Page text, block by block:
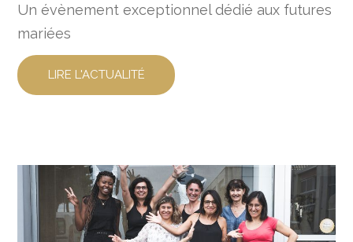
Un évènement exceptionnel dédié aux futures
mariées
LIRE L'ACTUALITÉ